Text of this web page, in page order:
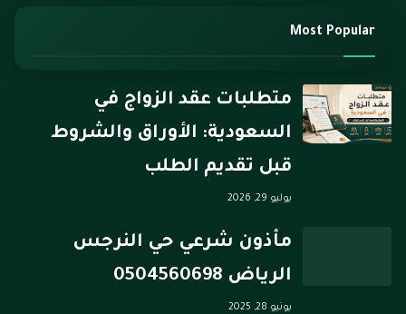
Most Popular
متطلبات عقد الزواج في
السعودية: الأوراق والشروط
قبل تقديم الطلب
يوليو 29, 2026
مأذون شرعي حي النرجس
الرياض 0504560698
يونيو 28, 2025